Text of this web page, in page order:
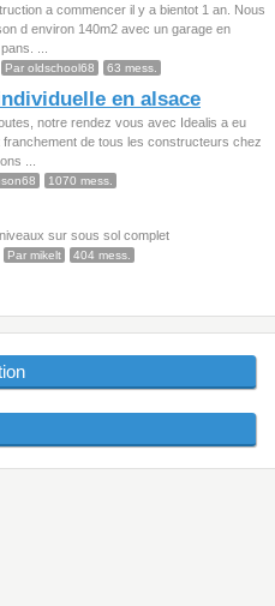
a commencer il y a bientot 1 an. Nous
d environ 140m2 avec un garage en
...
Par oldschool68 63 mess.
en alsace
notre rendez vous avec Idealis a eu
franchement de tous les constructeurs chez
...
1070 mess.
sur sous sol complet
Par mikelt 404 mess.